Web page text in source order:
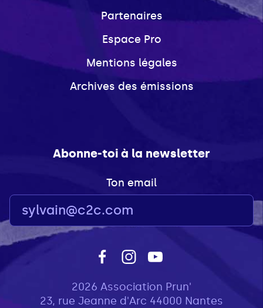
Partenaires
Espace Pro
Mentions légales
Archives des émissions
Abonne-toi à la newsletter
Ton email
2026 Association Prun'
23, rue Jeanne d'Arc 44000 Nantes